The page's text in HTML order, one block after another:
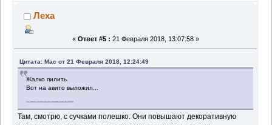
Леха
« Ответ #5 : 21 Февраля 2018, 13:07:58 »
Цитата: Mac от 21 Февраля 2018, 12:24:49
Жалко пилить.
Вот на авито выложил...
Там, смотрю, с сучками полешко. Они повышают декоративную